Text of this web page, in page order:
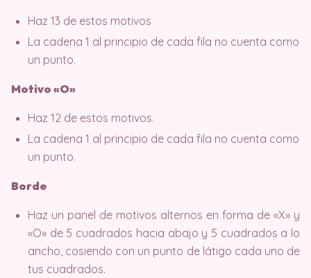
Haz 13 de estos motivos
La cadena 1 al principio de cada fila no cuenta como
un punto.
Motivo «O»
Haz 12 de estos motivos.
La cadena 1 al principio de cada fila no cuenta como
un punto.
Borde
Haz un panel de motivos alternos en forma de «X» y
«O» de 5 cuadrados hacia abajo y 5 cuadrados a lo
ancho, cosiendo con un punto de látigo cada uno de
tus cuadrados.